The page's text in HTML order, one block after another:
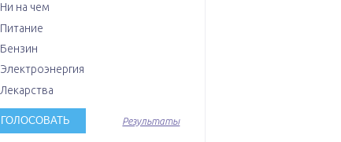
Ни на чем
Питание
Бензин
Электроэнергия
Лекарства
Результаты